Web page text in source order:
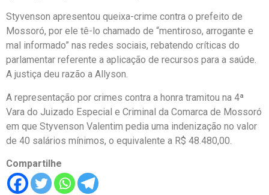
Styvenson apresentou queixa-crime contra o prefeito de
Mossoró, por ele tê-lo chamado de “mentiroso, arrogante e
mal informado” nas redes sociais, rebatendo críticas do
parlamentar referente a aplicação de recursos para a saúde.
A justiça deu razão a Allyson.
A representação por crimes contra a honra tramitou na 4ª
Vara do Juizado Especial e Criminal da Comarca de Mossoró
em que Styvenson Valentim pedia uma indenização no valor
de 40 salários mínimos, o equivalente a R$ 48.480,00.
Compartilhe